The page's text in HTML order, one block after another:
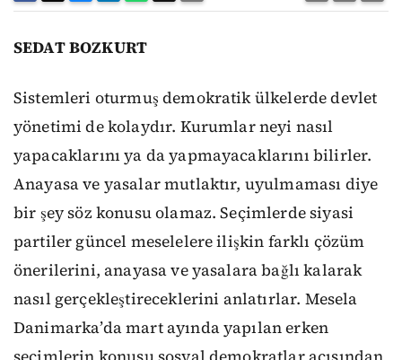
SEDAT BOZKURT
Sistemleri oturmuş demokratik ülkelerde devlet
yönetimi de kolaydır. Kurumlar neyi nasıl
yapacaklarını ya da yapmayacaklarını bilirler.
Anayasa ve yasalar mutlaktır, uyulmaması diye
bir şey söz konusu olamaz. Seçimlerde siyasi
partiler güncel meselelere ilişkin farklı çözüm
önerilerini, anayasa ve yasalara bağlı kalarak
nasıl gerçekleştireceklerini anlatırlar. Mesela
Danimarka’da mart ayında yapılan erken